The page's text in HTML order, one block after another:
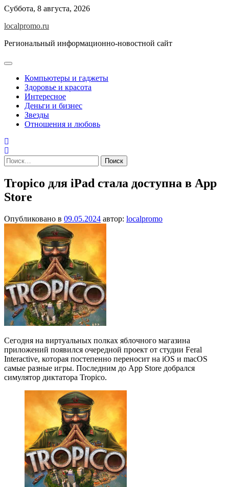
Перейти
содержимому
Суббота, 8 августа, 2026
localpromo.ru
Региональный информационно-новостной сайт
Компьютеры и гаджеты
Здоровье и красота
Интересное
Деньги и бизнес
Звезды
Отношения и любовь
Найти:
Tropico для iPad стала доступна в App
Store
Опубликовано в 09.05.2024 автор: localpromo
Сегодня на виртуальных полках яблочного магазина
приложений появился очередной проект от студии Feral
Interactive, которая постепенно переносит на iOS и macOS
самые разные игры. Последним до App Store добрался
симулятор диктатора Tropico.